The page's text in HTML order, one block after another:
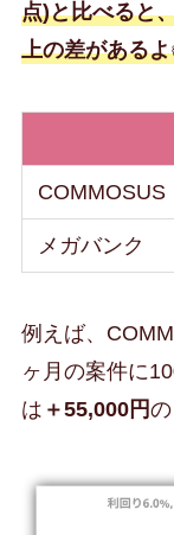
点)と比べると
上の差があるよ
COMMOSUS
メガバンク
例えば、
ヶ月の案件に
は ＋55,000円